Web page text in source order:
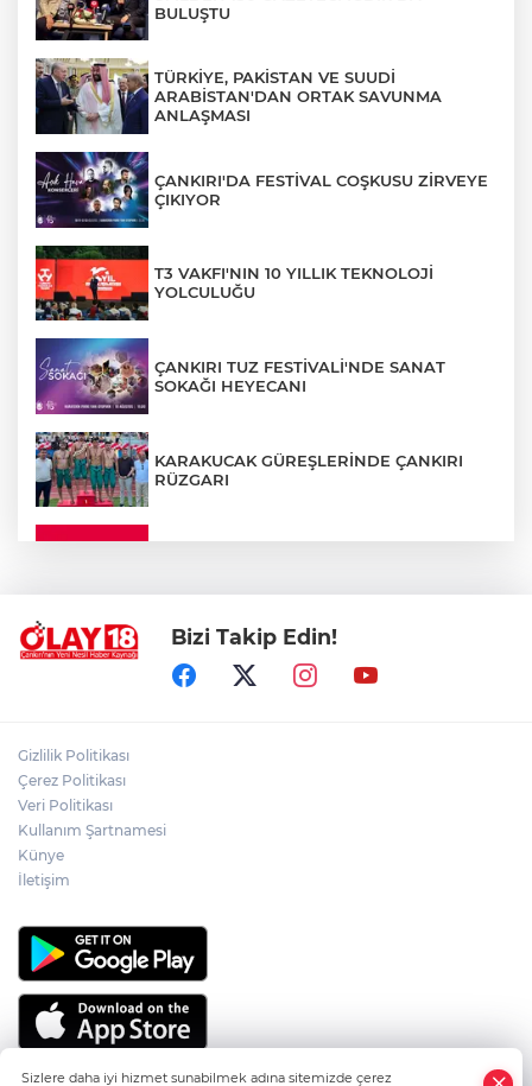
BULUŞTU
TÜRKİYE, PAKİSTAN VE SUUDİ
ARABİSTAN'DAN ORTAK SAVUNMA
ANLAŞMASI
ÇANKIRI'DA FESTİVAL COŞKUSU ZİRVEYE
ÇIKIYOR
T3 VAKFI'NIN 10 YILLIK TEKNOLOJİ
YOLCULUĞU
ÇANKIRI TUZ FESTİVALİ'NDE SANAT
SOKAĞI HEYECANI
KARAKUCAK GÜREŞLERİNDE ÇANKIRI
RÜZGARI
ADEM YAYLACI ELDİVAN'DA DUALARLA
TOPRAĞA VERİLDİ
ABD-İRAN HATTINDA YENİ KRİZ
Bizi Takip Edin!
Gizlilik Politikası
Çerez Politikası
Veri Politikası
Kullanım Şartnamesi
Künye
İletişim
Sizlere daha iyi hizmet sunabilmek adına sitemizde çerez